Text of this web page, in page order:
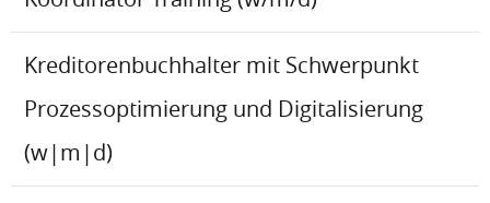
Kreditorenbuchhalter mit Schwerpunkt
Prozessoptimierung und Digitalisierung
(w|m|d)